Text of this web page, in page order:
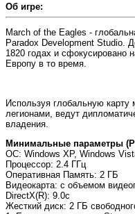
Об игре:
March of the Eagles -
Paradox Development Studio.
1820 годах и сфокусировано
Европу в то время.
Используя глобальную
легионами, ведут
владения.
Минимальные параметры
OC: Windows XP, Windows
Процессор: 2.4 ГГц
Оперативная Память: 2 ГБ
Видеокарта: с объемом
DirectX(R): 9.0c
Жесткий диск: 2 ГБ